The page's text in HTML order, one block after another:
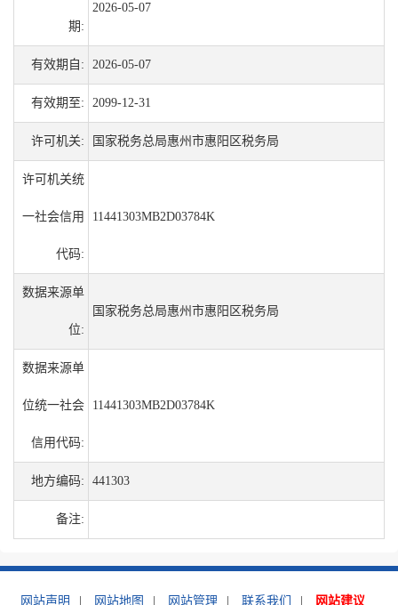
期:
2026-05-07
有效期自: 2026-05-07
有效期至: 2099-12-31
许可机关: 国家税务总局惠州市惠阳区税务局
许可机关统
一社会信用
代码:
11441303MB2D03784K
数据来源单
位:
国家税务总局惠州市惠阳区税务局
数据来源单
位统一社会
信用代码:
11441303MB2D03784K
地方编码: 441303
备注:
网站声明 网站地图 网站管理 联系我们 网站建议